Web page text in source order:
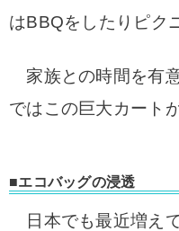
はBBQをしたりピク
家族との時間を有
ではこの巨大カート
■エコバッグの浸透
日本でも最近増え